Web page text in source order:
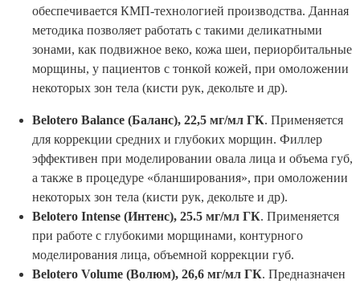
обеспечивается КМП-технологией производства. Данная
методика позволяет работать с такими деликатными
зонами, как подвижное веко, кожа шеи, периорбитальные
морщины, у пациентов с тонкой кожей, при омоложении
некоторых зон тела (кисти рук, декольте и др).
Belotero Balance (Баланс), 22,5 мг/мл ГК. Применяется
для коррекции средних и глубоких морщин. Филлер
эффективен при моделировании овала лица и объема губ,
а также в процедуре «бланширования», при омоложении
некоторых зон тела (кисти рук, декольте и др).
Belotero Intense (Интенс), 25.5 мг/мл ГК. Применяется
при работе с глубокими морщинами, контурного
моделирования лица, объемной коррекции губ.
Belotero Volume (Волюм), 26,6 мг/мл ГК. Предназначен